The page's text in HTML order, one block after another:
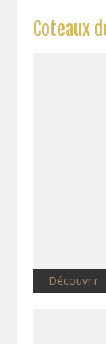
Coteaux
Découvrir